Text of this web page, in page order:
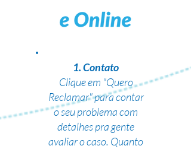
1. Contato
Clique em "Quero
Reclamar" para contar
o seu problema com
detalhes pra gente
avaliar o caso. Quanto